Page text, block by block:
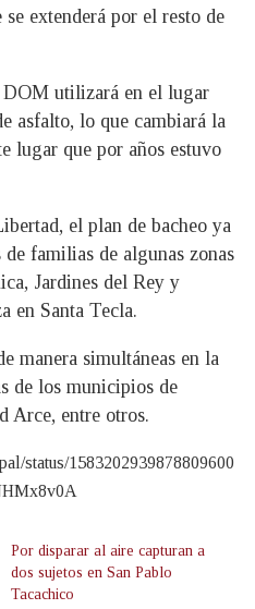
extenderá por el resto de
DOM utilizará en el lugar
asfalto, lo que cambiará la
lugar que por años estuvo
el plan de bacheo ya
familias de algunas zonas
Jardines del Rey y
en Santa Tecla.
manera simultáneas en la
de los municipios de
Arce, entre otros.
status/1583202939878809600
Por disparar al aire capturan a
dos sujetos en San Pablo
Tacachico